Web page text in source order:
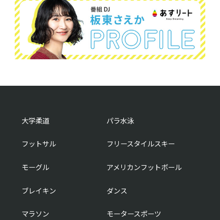
大学柔道 パラ水泳
フットサル フリースタイルスキー
モーグル アメリカンフットボール
ブレイキン ダンス
マラソン モータースポーツ